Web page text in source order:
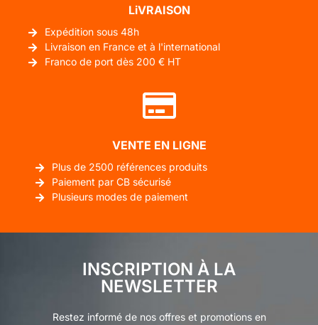
LiVRAISON
Expédition sous 48h
Livraison en France et à l'international
Franco de port dès 200 € HT
VENTE EN LIGNE
Plus de 2500 références produits
Paiement par CB sécurisé
Plusieurs modes de paiement
INSCRIPTION À LA
NEWSLETTER
Restez informé de nos offres et promotions en